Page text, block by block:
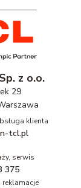
z o.o.
klienta
tcl.pl
29
serwis
375
reklamacje